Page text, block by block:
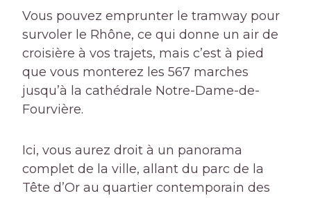
Vous pouvez emprunter le tramway pour
survoler le Rhône, ce qui donne un air de
croisière à vos trajets, mais c’est à pied
que vous monterez les 567 marches
jusqu’à la cathédrale Notre-Dame-de-
Fourvière.
Ici, vous aurez droit à un panorama
complet de la ville, allant du parc de la
Tête d’Or au quartier contemporain des